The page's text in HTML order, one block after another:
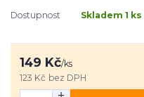
Dostupnost Skladem 1 ks
149 Kč/ks
123 Kč bez DPH